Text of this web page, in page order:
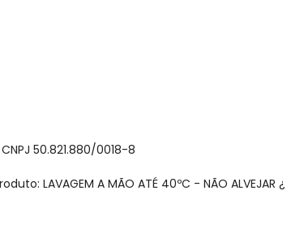
50.821.880/0018-8
LAVAGEM A MÃO ATÉ 40ºC - NÃO ALVEJAR ¿